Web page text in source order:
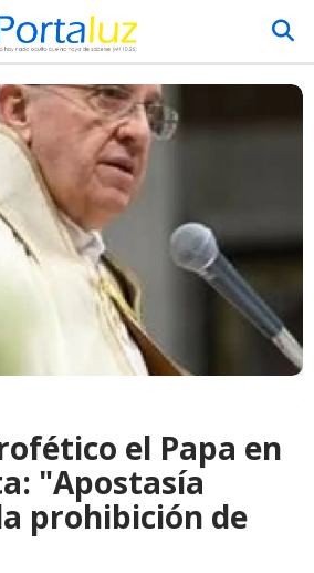
el Papa en
"Apostasía
prohibición de